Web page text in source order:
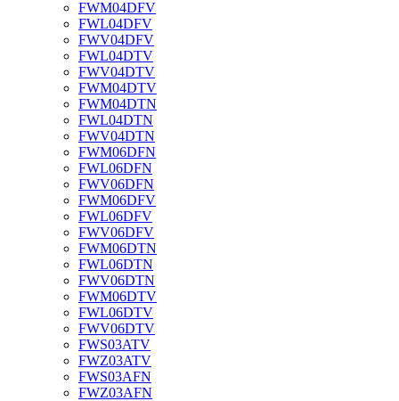
FWM04DFV
FWL04DFV
FWV04DFV
FWL04DTV
FWV04DTV
FWM04DTV
FWM04DTN
FWL04DTN
FWV04DTN
FWM06DFN
FWL06DFN
FWV06DFN
FWM06DFV
FWL06DFV
FWV06DFV
FWM06DTN
FWL06DTN
FWV06DTN
FWM06DTV
FWL06DTV
FWV06DTV
FWS03ATV
FWZ03ATV
FWS03AFN
FWZ03AFN